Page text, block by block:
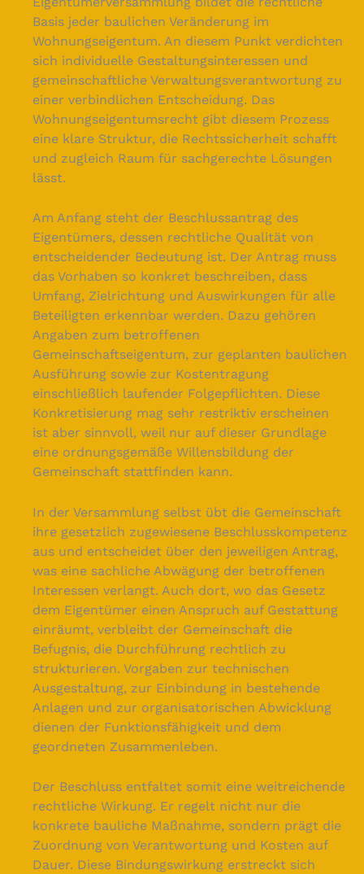
Basis jeder baulichen Veränderung im
Wohnungseigentum. An diesem Punkt verdichten
sich individuelle Gestaltungsinteressen und
gemeinschaftliche Verwaltungsverantwortung zu
einer verbindlichen Entscheidung. Das
Wohnungseigentumsrecht gibt diesem Prozess
eine klare Struktur, die Rechtssicherheit schafft
und zugleich Raum für sachgerechte Lösungen
lässt.
Am Anfang steht der Beschlussantrag des
Eigentümers, dessen rechtliche Qualität von
entscheidender Bedeutung ist. Der Antrag muss
das Vorhaben so konkret beschreiben, dass
Umfang, Zielrichtung und Auswirkungen für alle
Beteiligten erkennbar werden. Dazu gehören
Angaben zum betroffenen
Gemeinschaftseigentum, zur geplanten baulichen
Ausführung sowie zur Kostentragung
einschließlich laufender Folgepflichten. Diese
Konkretisierung mag sehr restriktiv erscheinen
ist aber sinnvoll, weil nur auf dieser Grundlage
eine ordnungsgemäße Willensbildung der
Gemeinschaft stattfinden kann.
In der Versammlung selbst übt die Gemeinschaft
ihre gesetzlich zugewiesene Beschlusskompetenz
aus und entscheidet über den jeweiligen Antrag,
was eine sachliche Abwägung der betroffenen
Interessen verlangt. Auch dort, wo das Gesetz
dem Eigentümer einen Anspruch auf Gestattung
einräumt, verbleibt der Gemeinschaft die
Befugnis, die Durchführung rechtlich zu
strukturieren. Vorgaben zur technischen
Ausgestaltung, zur Einbindung in bestehende
Anlagen und zur organisatorischen Abwicklung
dienen der Funktionsfähigkeit und dem
geordneten Zusammenleben.
Der Beschluss entfaltet somit eine weitreichende
rechtliche Wirkung. Er regelt nicht nur die
konkrete bauliche Maßnahme, sondern prägt die
Zuordnung von Verantwortung und Kosten auf
Dauer. Diese Bindungswirkung erstreckt sich